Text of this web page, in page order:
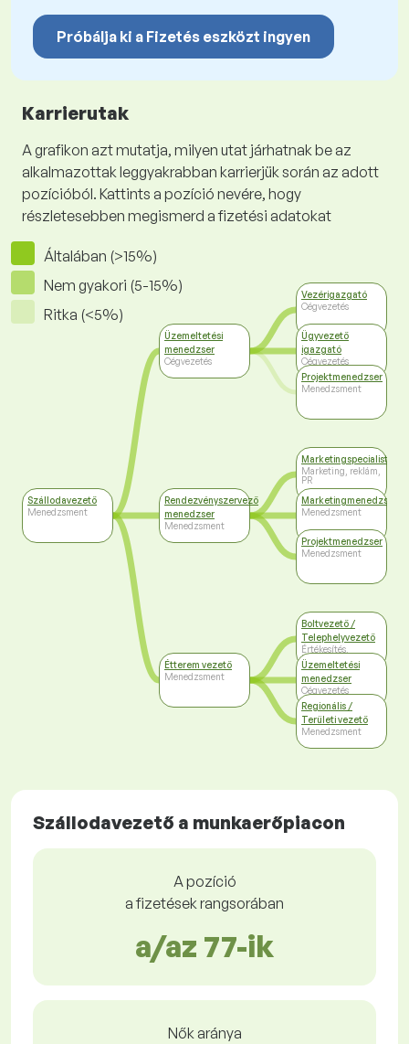
Próbálja ki a Fizetés eszközt ingyen
Karrierutak
A grafikon azt mutatja, milyen utat járhatnak be az
alkalmazottak leggyakrabban karrierjük során az adott
pozícióból. Kattints a pozíció nevére, hogy
részletesebben megismerd a fizetési adatokat
Általában (>15%)
Nem gyakori (5-15%)
Ritka (<5%)
Szállodavezető
Menedzsment
Üzemeltetési
menedzser
Cégvezetés
Rendezvényszervező
menedzser
Menedzsment
Étterem vezető
Menedzsment
Vezérigazgató
Cégvezetés
Ügyvezető
igazgató
Cégvezetés
Projektmenedzser
Menedzsment
Marketingspecialista
Marketing, reklám,
PR
Marketingmenedzser
Menedzsment
Projektmenedzser
Menedzsment
Boltvezető /
Telephelyvezető
Értékesítés,
kereskedelem
Üzemeltetési
menedzser
Cégvezetés
Regionális /
Területi vezető
Menedzsment
Szállodavezető a munkaerőpiacon
A pozíció
a fizetések rangsorában
a/az 77-ik
Nők aránya